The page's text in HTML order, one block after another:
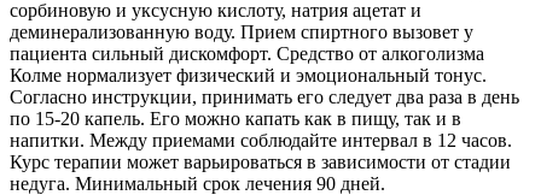
сорбиновую и уксусную кислоту, натрия ацетат и
деминерализованную воду. Прием спиртного вызовет у
пациента сильный дискомфорт. Средство от алкоголизма
Колме нормализует физический и эмоциональный тонус.
Согласно инструкции, принимать его следует два раза в день
по 15-20 капель. Его можно капать как в пищу, так и в
напитки. Между приемами соблюдайте интервал в 12 часов.
Курс терапии может варьироваться в зависимости от стадии
недуга. Минимальный срок лечения 90 дней.